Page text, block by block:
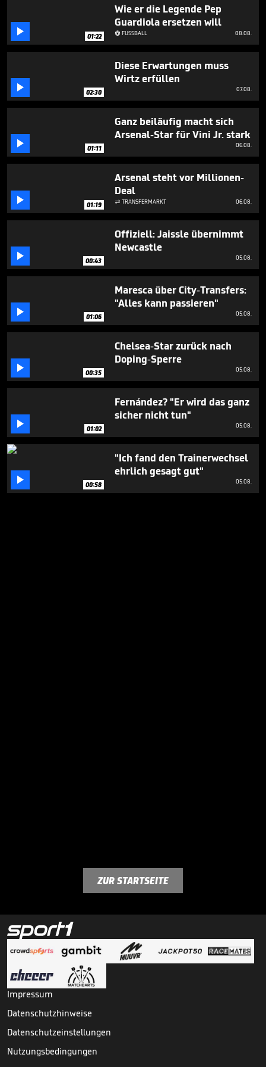
 01:22
Wie er die Legende Pep
Guardiola ersetzen will
FUSSBALL 08.08.
 02:30
Diese Erwartungen muss
Wirtz erfüllen
07.08.
 01:11
Ganz beiläufig macht sich
Arsenal-Star für Vini Jr. stark
06.08.
 01:19
Arsenal steht vor Millionen-
Deal
 TRANSFERMARKT 06.08.
 00:43
Offiziell: Jaissle übernimmt
Newcastle
05.08.
 01:06
Maresca über City-Transfers:
"Alles kann passieren"
05.08.
 00:35
Chelsea-Star zurück nach
Doping-Sperre
05.08.
 01:02
Fernández? "Er wird das ganz
sicher nicht tun"
05.08.
 00:58
"Ich fand den Trainerwechsel
ehrlich gesagt gut"
05.08.
ZUR STARTSEITE
Impressum
Datenschutzhinweise
Datenschutzeinstellungen
Nutzungsbedingungen